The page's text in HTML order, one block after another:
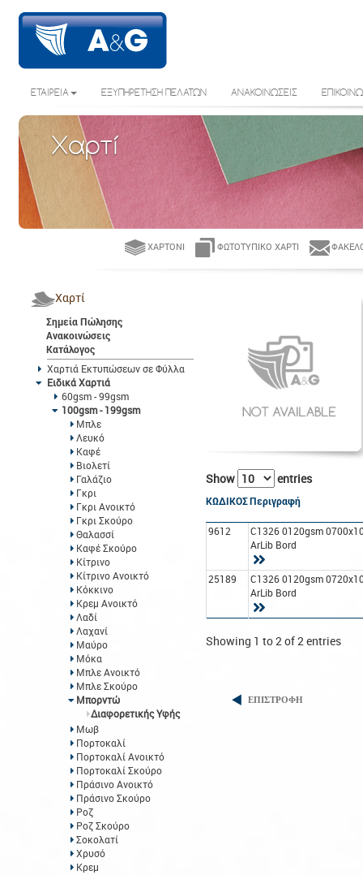
ΕΤΑΙΡΕΙΑ ΕΞΥΠΗΡΕΤΗΣΗ ΠΕΛΑΤΩΝ ΑΝΑΚΟΙΝΩΣΕΙΣ
Χαρτί
ΧΑΡΤΌΝΙ ΦΩΤΟΤΥΠΙΚΌ ΧΑΡΤΊ
Χαρτί
Σημεία Πώλησης
Ανακοινώσεις
Κατάλογος
Χαρτιά Εκτυπώσεων σε Φύλλα
Ειδικά Χαρτιά
60gsm - 99gsm
100gsm - 199gsm
Μπλε
Λευκό
Καφέ
Βιολετί
Γαλάζιο
Γκρι
Γκρι Ανοικτό
Γκρι Σκούρο
Θαλασσί
Καφέ Σκούρο
Κίτρινο
Κίτρινο Ανοικτό
Κόκκινο
Κρεμ Ανοικτό
Λαδί
Λαχανί
Μαύρο
Μόκα
Μπλε Ανοικτό
Μπλε Σκούρο
Μπορντώ
Διαφορετικής Υφής
Μωβ
Πορτοκαλί
Πορτοκαλί Ανοικτό
Πορτοκαλί Σκούρο
Πράσινο Ανοικτό
Πράσινο Σκούρο
Ροζ
Ροζ Σκούρο
Σοκολατί
Χρυσό
Κρεμ
Show entries
ΚΩΔΙΚΟΣΠεριγραφή
9612
C1326 0120gsm
ArLib Bord
25189
C1326 0120gsm
ArLib Bord
Showing 1 to 2 of 2 entries
ΕΠΙΣΤΡΟΦΗ